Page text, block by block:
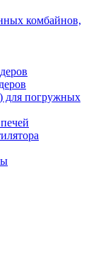
комбайнов,
для погружных